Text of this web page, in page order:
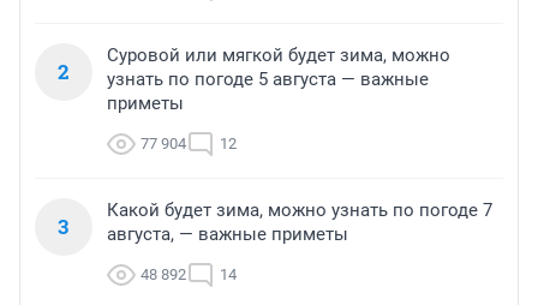
2
Суровой или мягкой будет зима, можно
узнать по погоде 5 августа — важные
приметы
77 904 12
3
Какой будет зима, можно узнать по погоде 7
августа, — важные приметы
48 892 14